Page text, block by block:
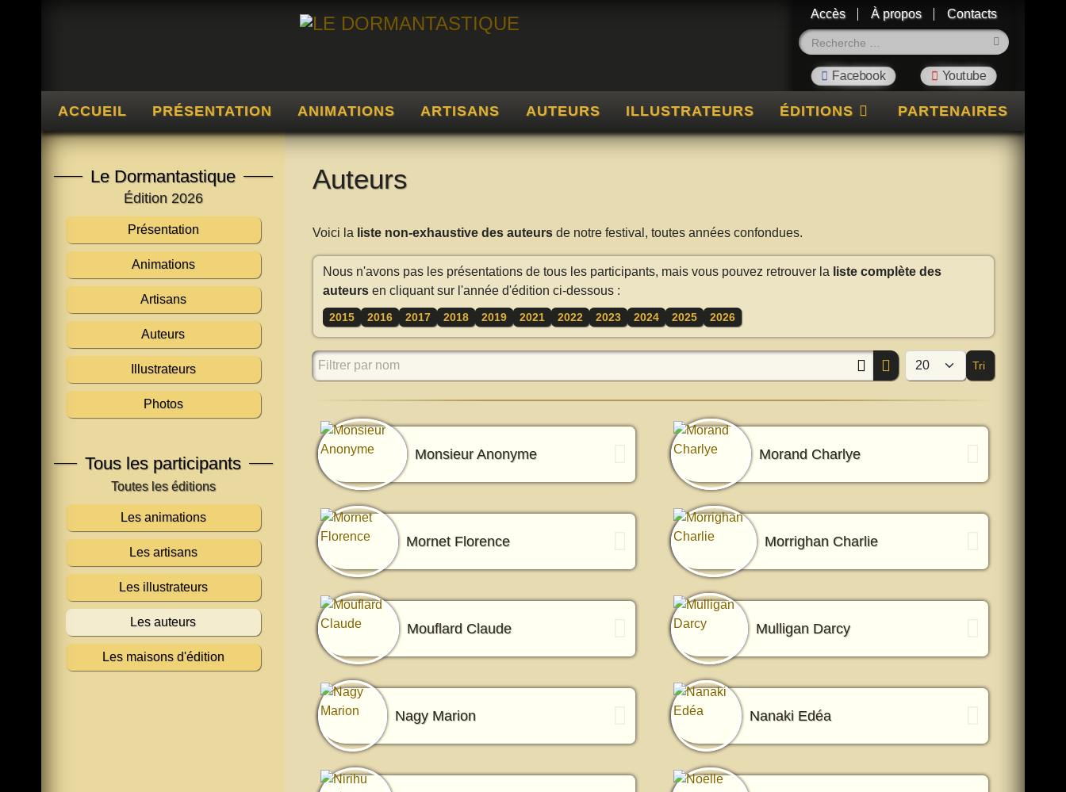
Accès À propos
Contacts
ACCUEIL PRÉSENTATION ANIMATIONS ARTISANS AUTEURS ILLUSTRATEURS ÉDITIONS PARTENAIRES
Le Dormantastique
Édition 2026
Présentation
Animations
Artisans
Auteurs
Illustrateurs
Photos
Tous les participants
Les animations
Les artisans
Les illustrateurs
Les auteurs
Les maisons d'édition
Auteurs
Voici la liste non-exhaustive des auteursde notre festival, toutes années confondues.
Nous n'avons pas les présentations de tous les participants, mais vous pouvez retrouver la liste complète des
auteursen cliquant sur l'année d'édition ci-dessous :
2015 2016 2017 2018 2019 2021 2022 2023 2024 2025 2026
Filtrer par nom
Afficher #
Tri
Monsieur Anonyme Morand Charlye
Mornet Florence Morrighan Charlie
Mouflard Claude Mulligan Darcy
Nagy Marion Nanaki Edéa